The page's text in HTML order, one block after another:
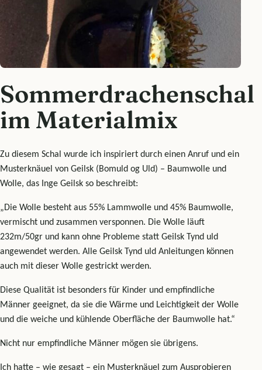
Sommerdrachenschal
im Materialmix
Zu diesem Schal wurde ich inspiriert durch einen Anruf und ein
Musterknäuel von Geilsk (Bomuld og Uld) – Baumwolle und
Wolle, das Inge Geilsk so beschreibt:
„Die Wolle besteht aus 55% Lammwolle und 45% Baumwolle,
vermischt und zusammen versponnen. Die Wolle läuft
232m/50gr und kann ohne Probleme statt Geilsk Tynd uld
angewendet werden. Alle Geilsk Tynd uld Anleitungen können
auch mit dieser Wolle gestrickt werden.
Diese Qualität ist besonders für Kinder und empfindliche
Männer geeignet, da sie die Wärme und Leichtigkeit der Wolle
und die weiche und kühlende Oberfläche der Baumwolle hat.“
Nicht nur empfindliche Männer mögen sie übrigens.
Ich hatte – wie gesagt – ein Musterknäuel zum Ausprobieren